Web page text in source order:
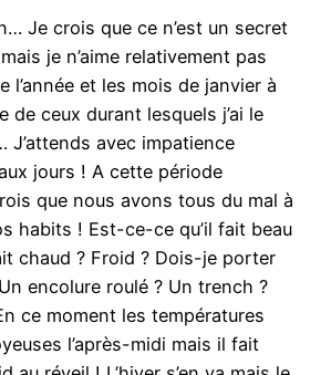
Je crois que ce n’est un secret
je n’aime relativement pas
l’année et les mois de janvier à
de ceux durant lesquels j’ai le
J’attends avec impatience
jours ! A cette période
que nous avons tous du mal à
habits ! Est-ce-ce qu’il fait beau
chaud ? Froid ? Dois-je porter
encolure roulé ? Un trench ?
ce moment les températures
l’après-midi mais il fait